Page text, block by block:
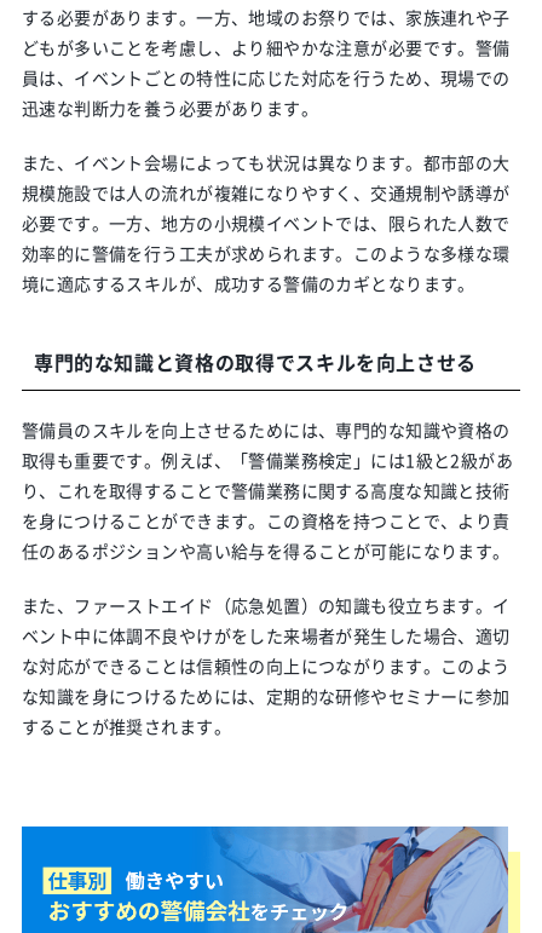
する必要があります。一方、地域のお祭りでは、家族連れや子
どもが多いことを考慮し、より細やかな注意が必要です。警備
員は、イベントごとの特性に応じた対応を行うため、現場での
迅速な判断力を養う必要があります。
また、イベント会場によっても状況は異なります。都市部の大
規模施設では人の流れが複雑になりやすく、交通規制や誘導が
必要です。一方、地方の小規模イベントでは、限られた人数で
効率的に警備を行う工夫が求められます。このような多様な環
境に適応するスキルが、成功する警備のカギとなります。
専門的な知識と資格の取得でスキルを向上させる
警備員のスキルを向上させるためには、専門的な知識や資格の
取得も重要です。例えば、「警備業務検定」には1級と2級があ
り、これを取得することで警備業務に関する高度な知識と技術
を身につけることができます。この資格を持つことで、より責
任のあるポジションや高い給与を得ることが可能になります。
また、ファーストエイド（応急処置）の知識も役立ちます。イ
ベント中に体調不良やけがをした来場者が発生した場合、適切
な対応ができることは信頼性の向上につながります。このよう
な知識を身につけるためには、定期的な研修やセミナーに参加
することが推奨されます。